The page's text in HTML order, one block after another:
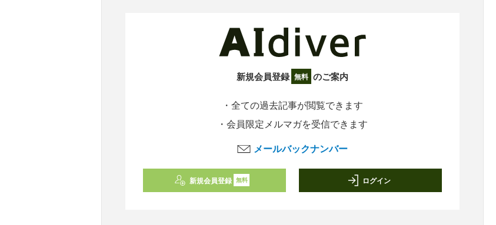
新規会員登録 無料 のご案内
・全ての過去記事が閲覧できます
・会員限定メルマガを受信できます
メールバックナンバー
新規会員登録 無料 ログイン